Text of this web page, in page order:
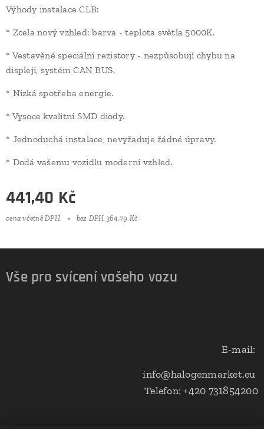
Výhody instalace CLB:
* Zcela nový vzhled: barva - teplota světla 5000K.
* Vestavěné speciální rezistory - nezpůsobují chybu na
displeji, systém CAN BUS.
* Nízká spotřeba energie.
* Vysoce kvalitní SMD diody.
* Jednoduchá instalace, nevyžaduje žádné úpravy.
* Dodá vašemu vozidlu moderní vzhled.
441,40 Kč
cena včetně DPH bez DPH 364,79 Kč
Vše pro svícení vašeho vozu
E-mail:
info@halogenmarket.eu
Telefon: +420 731854200